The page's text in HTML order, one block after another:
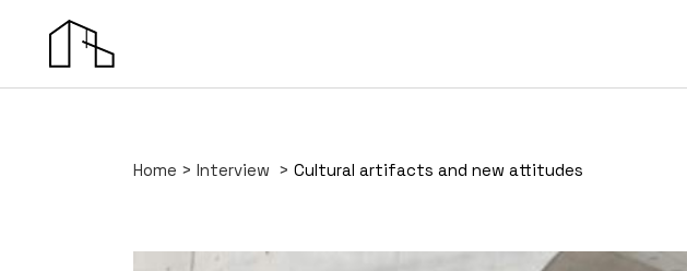
Home > Interview > Cultural artifacts and new attitudes